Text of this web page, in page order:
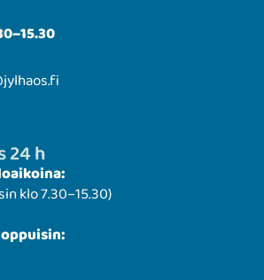
jylhaos.fi
24 h
klo 7.30–15.30)